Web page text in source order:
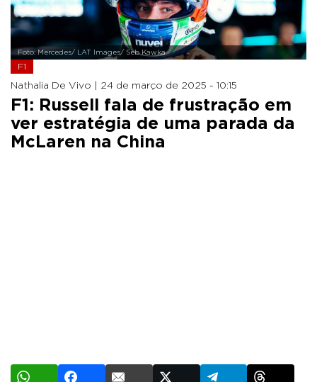
Foto: Mercedes/ LAT Images/ Seb Kawka
F1
Nathalia De Vivo | 24 de março de 2025 - 10:15
F1: Russell fala de frustração em
ver estratégia de uma parada da
McLaren na China